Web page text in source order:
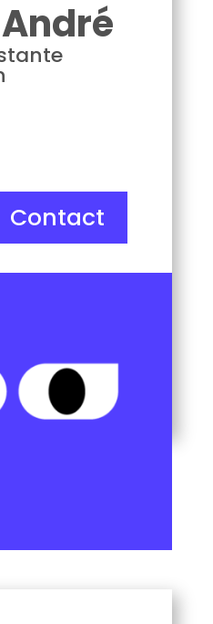
Contact